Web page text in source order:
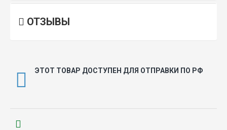
ОТЗЫВЫ
ЭТОТ ТОВАР ДОСТУПЕН ДЛЯ ОТПРАВКИ ПО РФ